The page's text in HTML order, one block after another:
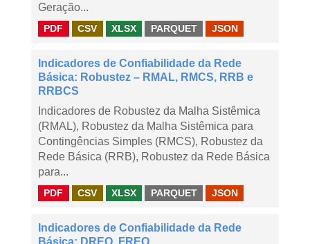
Geração...
PDF CSV XLSX PARQUET JSON
Indicadores de Confiabilidade da Rede
Básica: Robustez – RMAL, RMCS, RRB e
RRBCS
Indicadores de Robustez da Malha Sistêmica
(RMAL), Robustez da Malha Sistêmica para
Contingências Simples (RMCS), Robustez da
Rede Básica (RRB), Robustez da Rede Básica
para...
PDF CSV XLSX PARQUET JSON
Indicadores de Confiabilidade da Rede
Básica: DREQ, FREQ